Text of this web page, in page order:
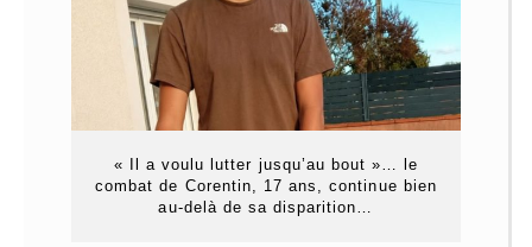
« Il a voulu lutter jusqu’au bout »… le
combat de Corentin, 17 ans, continue bien
au-delà de sa disparition…